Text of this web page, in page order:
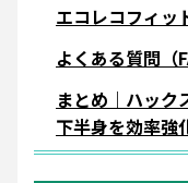
エコレコフィッ
よくある質問（
まとめ｜ハック
下半身を効率強